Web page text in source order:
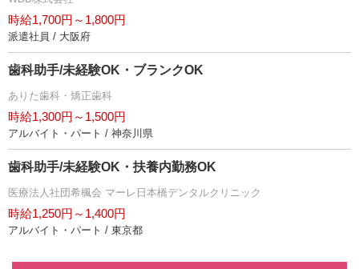
時給1,700円～1,800円
派遣社員 / 大阪府
歯科助手/未経験OK・ブランクOK
ありた歯科・矯正歯科
時給1,300円～1,500円
アルバイト・パート / 神奈川県
歯科助手/未経験OK・扶養内勤務OK
医療法人社団希楓会 マーレ日本橋デンタルクリニック
時給1,250円～1,400円
アルバイト・パート / 東京都